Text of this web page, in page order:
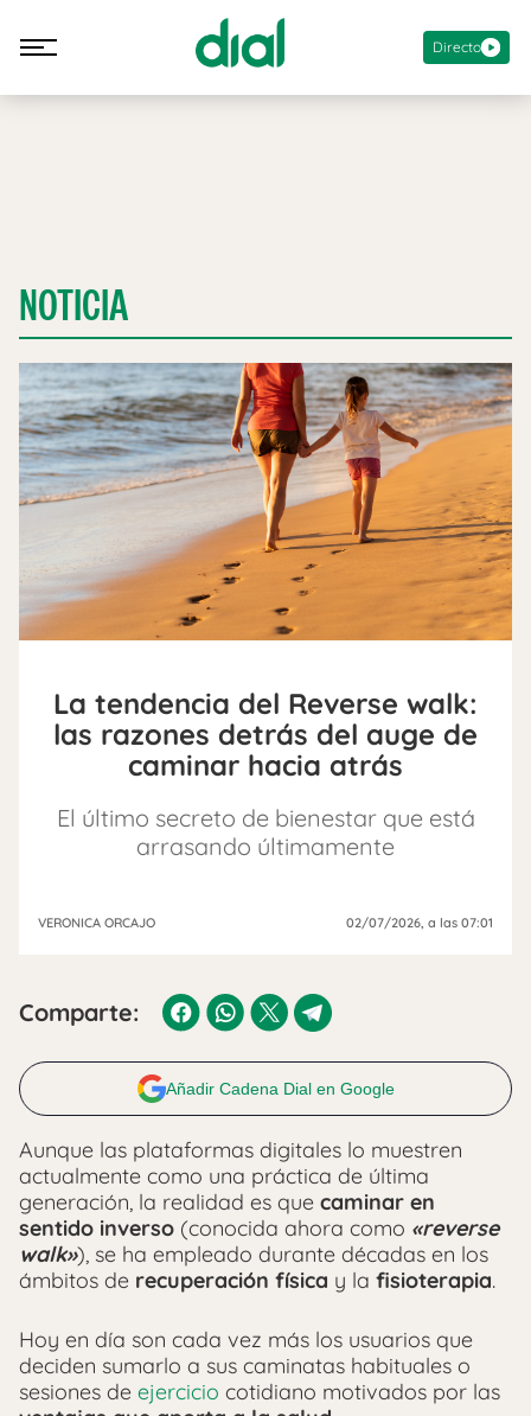
Directo
NOTICIA
La tendencia del Reverse walk:
las razones detrás del auge de
caminar hacia atrás
El último secreto de bienestar que está
arrasando últimamente
VERONICA ORCAJO 02/07/2026, a las 07:01
Comparte:
Añadir Cadena Dial en Google
Aunque las plataformas digitales lo muestren
actualmente como una práctica de última
generación, la realidad es que caminar en
sentido inverso (conocida ahora como «reverse
walk»), se ha empleado durante décadas en los
ámbitos de recuperación física y la fisioterapia.
Hoy en día son cada vez más los usuarios que
deciden sumarlo a sus caminatas habituales o
sesiones de ejercicio cotidiano motivados por las